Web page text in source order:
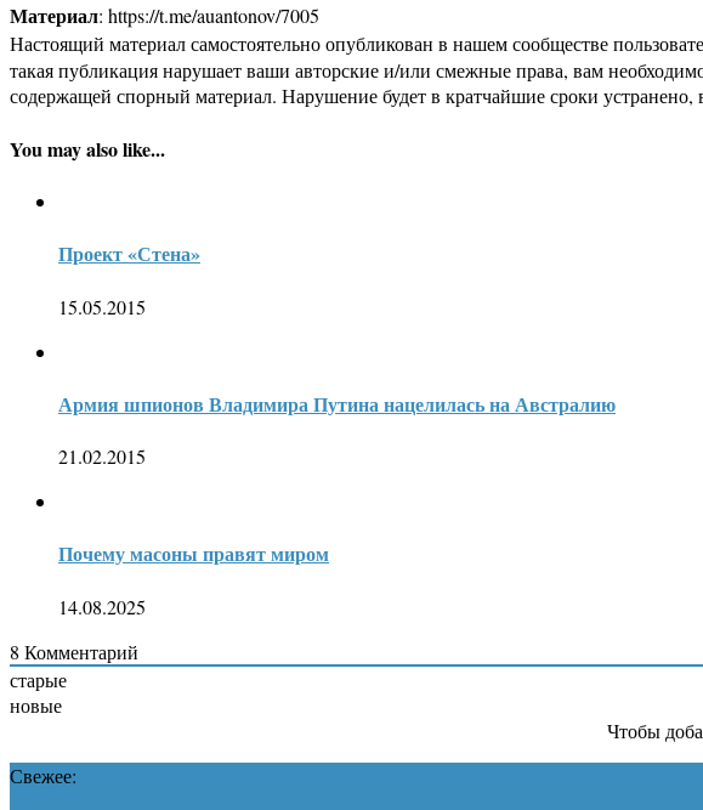
Материал: https://t.me/auantonov/7005
Настоящий материал самостоятельно опубликован в нашем сообществе
такая публикация нарушает ваши авторские и/или смежные права, вам
содержащей спорный материал. Нарушение будет в кратчайшие сроки устранено,
You may also like...
Проект «Стена»
15.05.2015
Армия шпионов Владимира Путина нацелилась на Австралию
21.02.2015
Почему масоны правят миром
14.08.2025
8 Комментарий
старые
новые
Чтобы
Свежее: